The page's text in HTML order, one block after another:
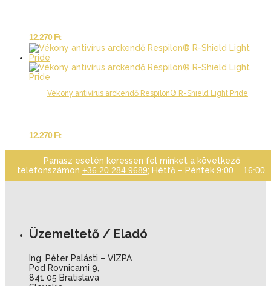
12.270Ft
Vékony antivírus arckendő Respilon® R-Shield Light Pride
12.270Ft
Panasz esetén keressen fel minket a következő
telefonszámon +36 20 284 9689; Hétfő – Péntek 9:00 – 16:00.
Üzemeltető / Eladó
Ing. Péter Palásti – VIZPA
Pod Rovnicami 9,
841 05 Bratislava